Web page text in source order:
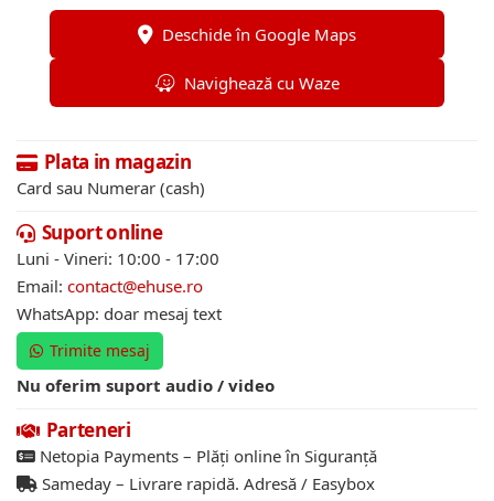
Deschide în Google Maps
Navighează cu Waze
Plata in magazin
Card sau Numerar (cash)
Suport online
Luni - Vineri: 10:00 - 17:00
Email: contact@ehuse.ro
WhatsApp: doar mesaj text
Trimite mesaj
Nu oferim suport audio / video
Parteneri
Netopia Payments – Plăți online în Siguranță
Sameday – Livrare rapidă. Adresă / Easybox